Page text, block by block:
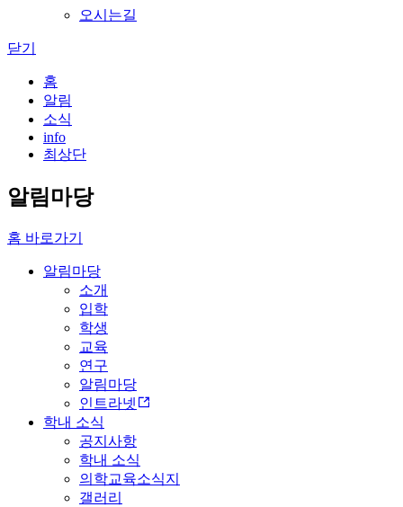
오시는길
닫기
홈
알림
소식
info
최상단
알림마당
홈 바로가기
알림마당
소개
입학
학생
교육
연구
알림마당
인트라넷
학내 소식
공지사항
학내 소식
의학교육소식지
갤러리